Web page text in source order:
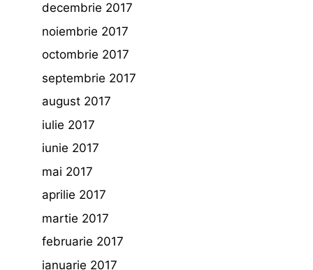
decembrie 2017
noiembrie 2017
octombrie 2017
septembrie 2017
august 2017
iulie 2017
iunie 2017
mai 2017
aprilie 2017
martie 2017
februarie 2017
ianuarie 2017